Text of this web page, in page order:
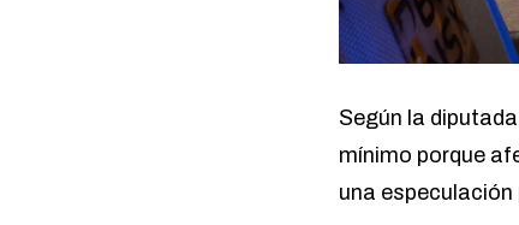
Según la
mínimo porque
una